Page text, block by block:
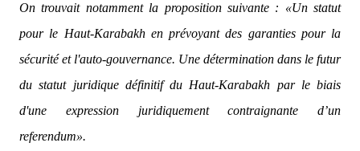
On trouvait notamment la proposition suivante : «Un statut
pour le Haut-Karabakh en prévoyant des garanties pour la
sécurité et l'auto-gouvernance. Une détermination dans le futur
du statut juridique définitif du Haut-Karabakh par le biais
d'une expression juridiquement contraignante d’un
referendum».